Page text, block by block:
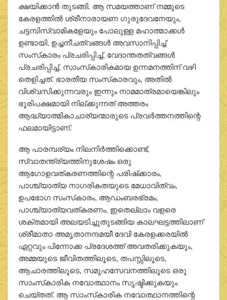
ക്ഷയിക്കാന്‍ തുടങ്ങി. ആ സമയത്താണ് നമ്മുടെ
കേരളത്തില്‍ ശ്രീനാരായണ ഗുരുദേവനേയും,
ചട്ടമ്പിസ്വാമികളേയും പോലുള്ള മഹാത്മാക്കള്‍
ഉണ്ടായി, ഉച്ചനീചത്വങ്ങള്‍ അവസാനിപ്പിച്ച്
സംസ്‌കാരം പ്രചരിപ്പിച്ച്, വേദാന്തതത്വങ്ങള്‍
പ്രചരിപ്പിച്ച്, സാംസ്‌കാരികമായ ഉന്നമനത്തിന് വഴി
തെളിച്ചത്. ഭാരതീയ സംസ്‌കാരവും, അതില്‍
വിശ്വസിക്കുന്നവരും ഇന്നും നാമമാത്രമായെങ്കിലും
ഭൂരിപക്ഷമായി നില്ക്കുന്നത് അത്തരം
ആദ്ധ്യാത്മികാചാര്യന്മാരുടെ പ്രവര്‍ത്തനത്തിന്റെ
ഫലമായിട്ടാണ്.
ആ പാരമ്പര്യം നിലനിര്‍ത്തിക്കൊണ്ട്,
സ്വാതന്ത്ര്യത്തിനുശേഷം ഒരു
ആഗോളവത്കരണത്തിന്റെ പരിഷ്‌ക്കാരം,
പാശ്ച്യാത്യ നാഗരികതയുടെ മേധാവിത്വം,
ഉപഭോഗ സംസ്‌കാരം, ആഡംബരഭ്രമം,
പാശ്ച്യാത്യവത്കരണം, ഇതെല്ലാം വളരെ
ശക്തമായി അലയടിച്ചുതുടങ്ങിയ കാലഘട്ടത്തിലാണ്
ശ്രീമാതാ അമൃതാനന്ദമയീ ദേവി കേരളക്കരയില്‍
ഏറ്റവും പിന്നോക്ക പ്രദേശത്ത് അവതരിക്കുകയും,
അമ്മയുടെ ജീവിതത്തിലൂടെ, തപസ്സിലൂടെ,
ആചാരത്തിലൂടെ, സമൂഹസേവനത്തിലൂടെ ഒരു
സാംസ്‌കാരിക നവോത്ഥാനം സൃഷ്ടിക്കുകയും
ചെയ്തത്. ആ സാംസ്‌കാരിക നവോത്ഥാനത്തിന്റെ